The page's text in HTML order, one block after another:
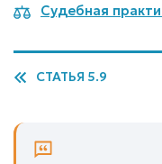
Судебная
СТАТЬЯ 5.9